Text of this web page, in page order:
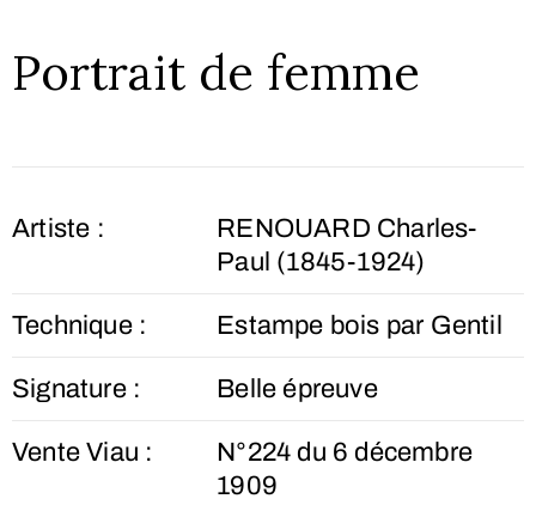
Portrait de femme
Artiste :
RENOUARD Charles-
Paul (1845-1924)
Technique : Estampe bois par Gentil
Signature : Belle épreuve
Vente Viau :
N°224 du 6 décembre
1909